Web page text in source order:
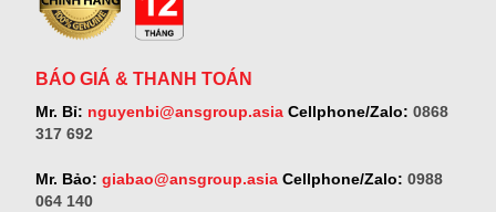
BÁO GIÁ & THANH TOÁN
Mr. Bỉ: nguyenbi@ansgroup.asiaCellphone/Zalo: 0868
317 692
Mr. Bảo: giabao@ansgroup.asiaCellphone/Zalo: 0988
064 140